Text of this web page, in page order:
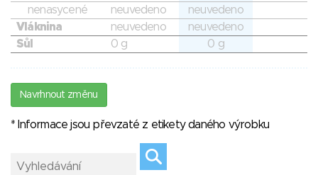
nenasycené
neuvedeno
neuvedeno
Vláknina
neuvedeno
neuvedeno
Sůl
0 g 0 g
Navrhnout změnu
* Informace jsou převzaté z etikety daného výrobku